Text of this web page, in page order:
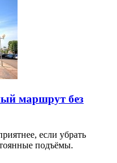
маршрут без
если убрать
подъёмы.